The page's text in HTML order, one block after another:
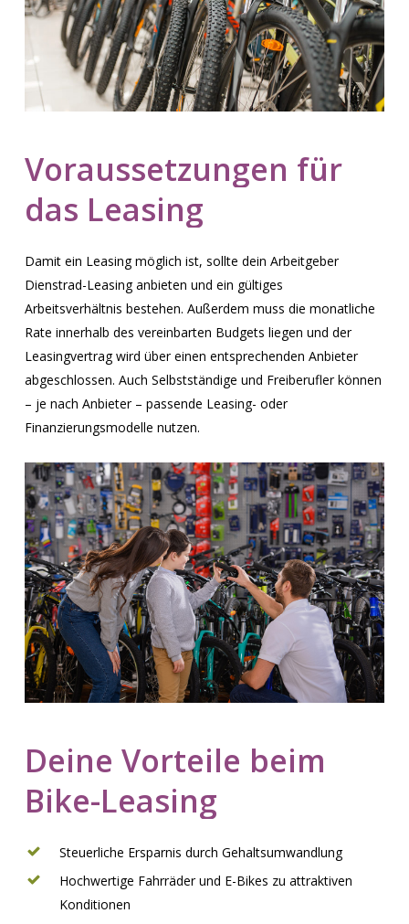
Voraussetzungen für
das Leasing
Damit ein Leasing möglich ist, sollte dein Arbeitgeber
Dienstrad-Leasing anbieten und ein gültiges
Arbeitsverhältnis bestehen. Außerdem muss die monatliche
Rate innerhalb des vereinbarten Budgets liegen und der
Leasingvertrag wird über einen entsprechenden Anbieter
abgeschlossen. Auch Selbstständige und Freiberufler können
– je nach Anbieter – passende Leasing- oder
Finanzierungsmodelle nutzen.
Deine Vorteile beim
Bike-Leasing
Steuerliche Ersparnis durch Gehaltsumwandlung
Hochwertige Fahrräder und E-Bikes zu attraktiven
Konditionen